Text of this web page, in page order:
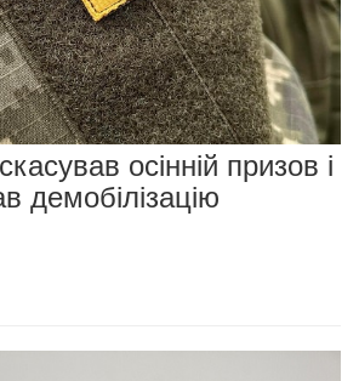
осінній призов і
демобілізацію